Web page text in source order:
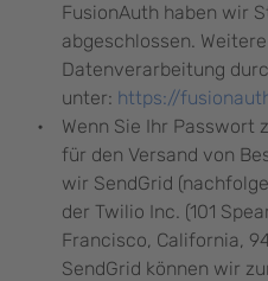
FusionAuth haben wir
abgeschlossen.
Datenverarbeitung
unter: https://
Wenn Sie Ihr Passwort
für den Versand von
wir SendGrid
der Twilio Inc. (101
Francisco, California,
SendGrid können wir